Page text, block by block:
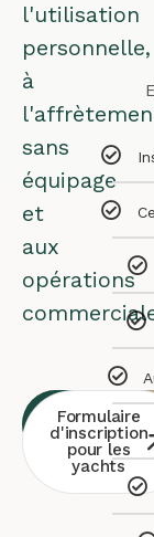
l'utilisation
personnelle,
à
sans
équipage
et
aux
opérations
Consultation
gratuite
Contact
Whatsapp
Formulaire
d'inscription
pour les
yachts